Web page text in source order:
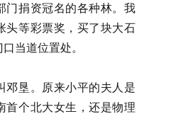
门捐资冠名的各种林。我
头等彩票奖，买了块大石
口当道位置处。
邓垦。原来小平的夫人是
首个北大女生，还是物理